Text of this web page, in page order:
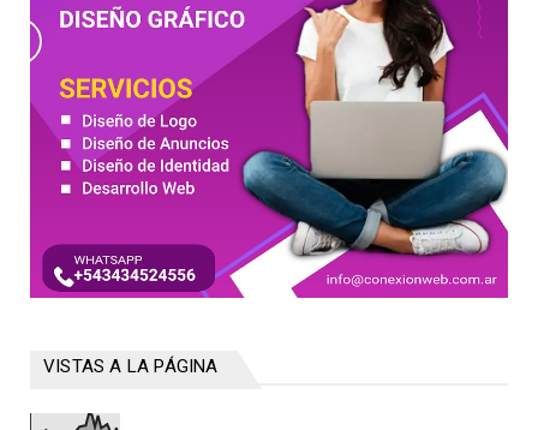
VISTAS A LA PÁGINA